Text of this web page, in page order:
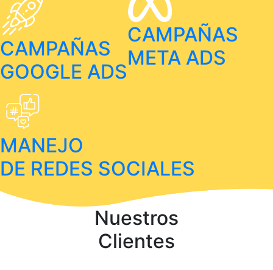
CAMPAÑAS
GOOGLE ADS
CAMPAÑAS
META ADS
MANEJO
DE REDES SOCIALES
Nuestros
Clientes